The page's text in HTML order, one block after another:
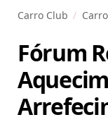
Carro Club
Fórum